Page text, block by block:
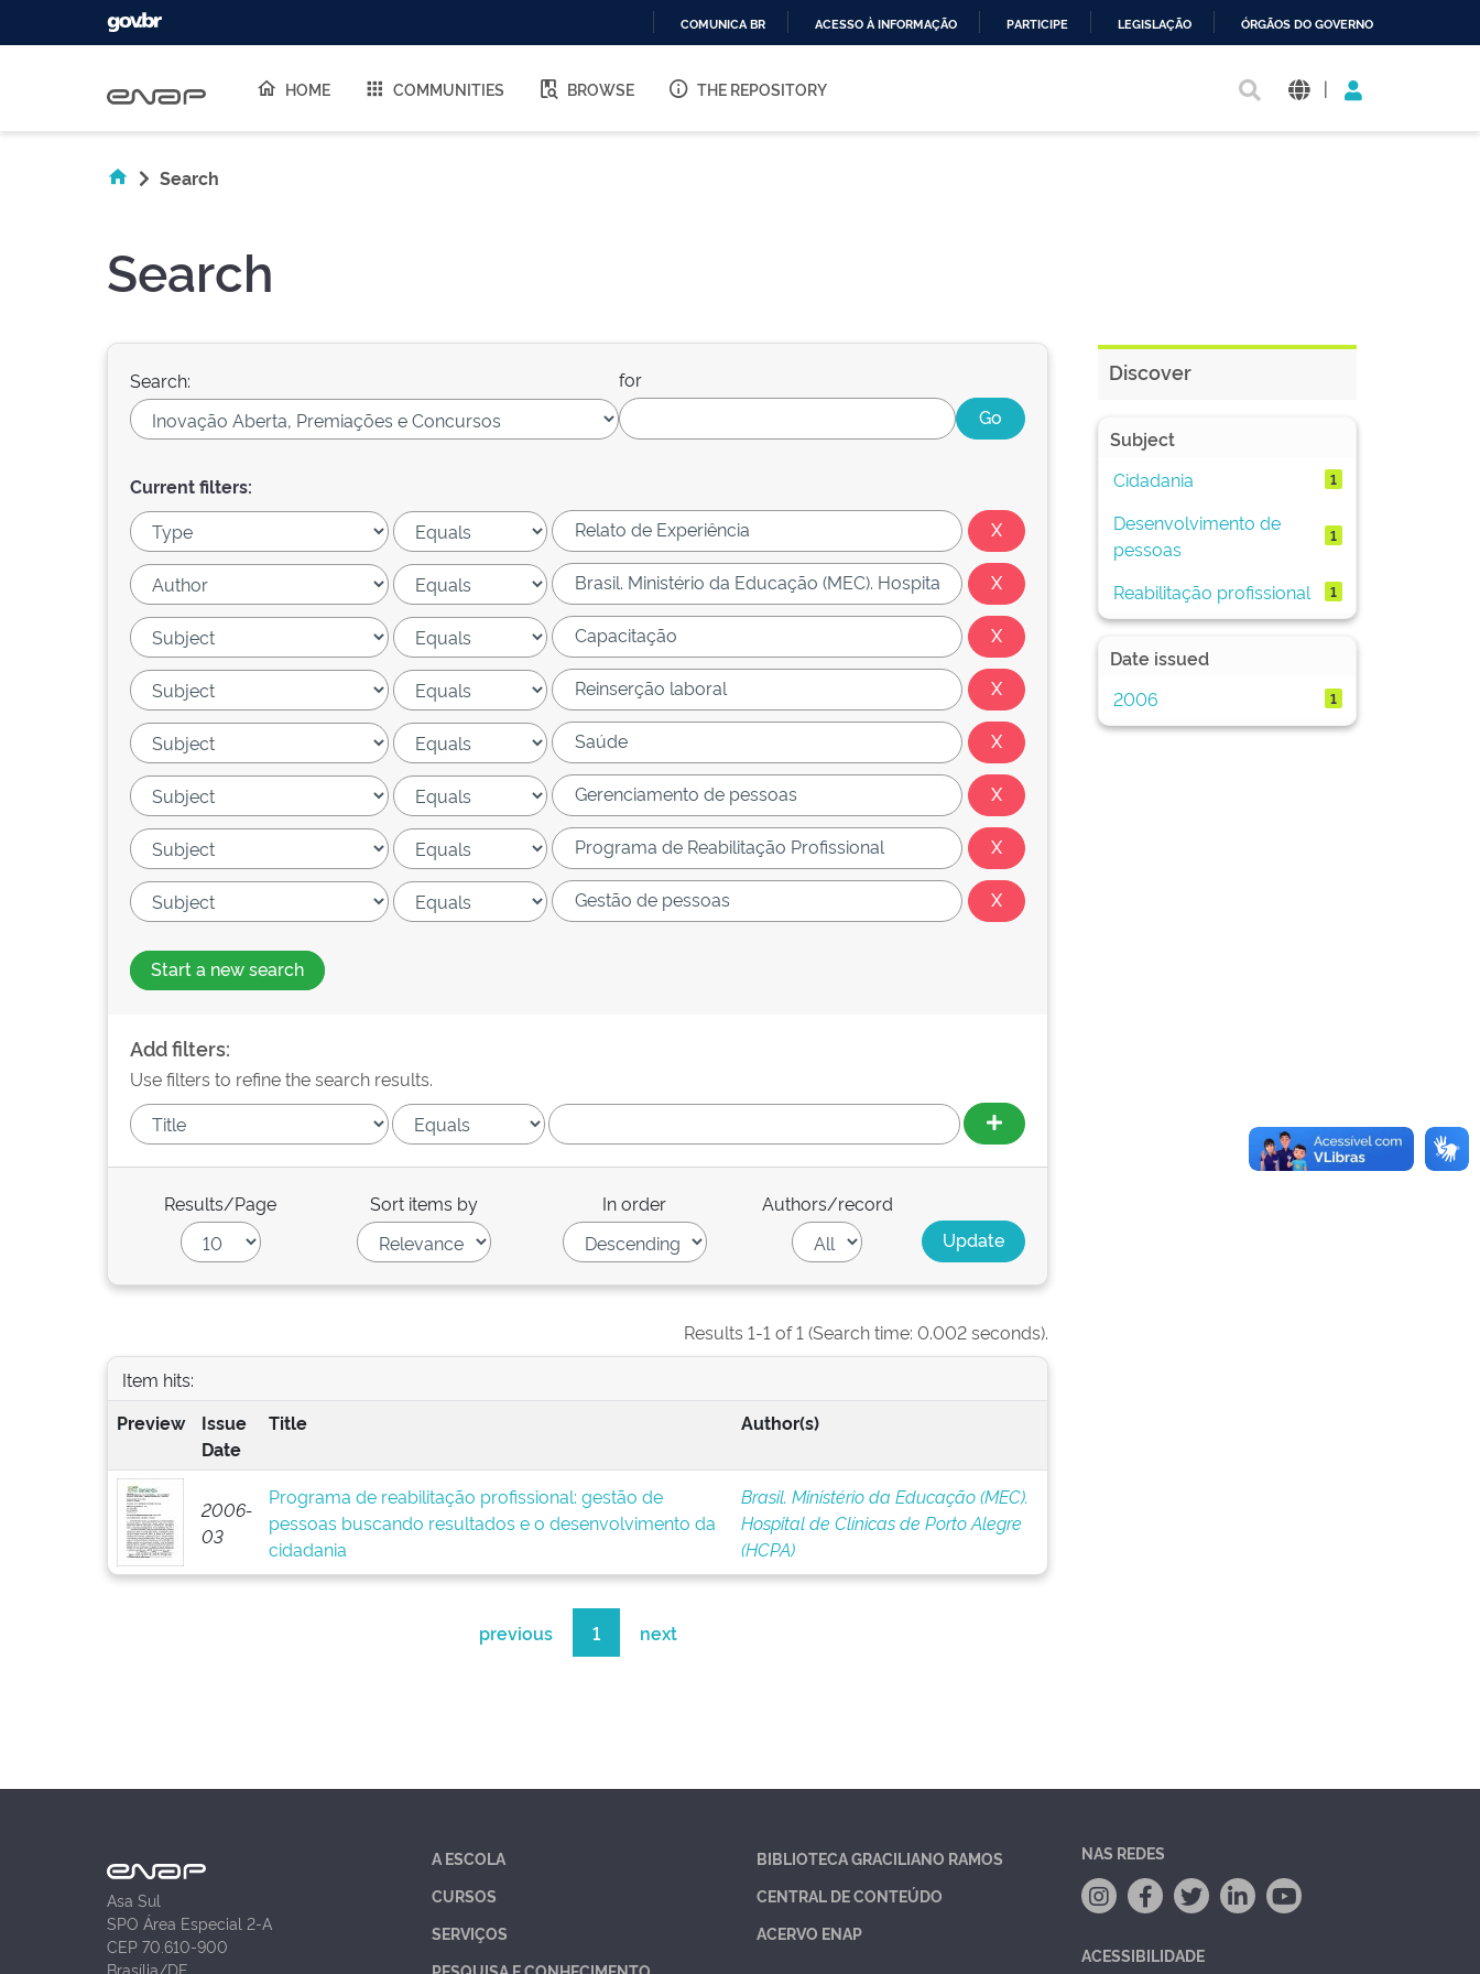
O
COMUNICA BR ACESSO À INFORMAÇÃO PARTICIPE LEGISLAÇÃO ÓRGÃOS DO GOVERNO
HOME COMMUNITIES BROWSE THE REPOSITORY |
Search
Search
Search: for
Current filters:
Start a new search
Add filters:
Use filters to refine the search results.
Results/Page Sort items by In order Authors/record
Results 1-1 of 1 (Search time: 0.002 seconds).
Item hits:
Preview
Issue
Date
Title Author(s)
2006-
03
Programa de reabilitação profissional: gestão de
pessoas buscando resultados e o desenvolvimento da
cidadania
Brasil. Ministério da Educação (MEC).
Hospital de Clínicas de Porto Alegre
(HCPA)
previous 1 next
Discover
Subject
Cidadania
1
Desenvolvimento de
pessoas
1
Reabilitação profissional 1
Date issued
2006
1
Asa Sul
SPO Área Especial 2-A
CEP 70.610-900
Brasília/DF
A ESCOLA
CURSOS
SERVIÇOS
BIBLIOTECA GRACILIANO RAMOS
CENTRAL DE CONTEÚDO
ACERVO ENAP
NAS REDES
ACESSIBILIDADE